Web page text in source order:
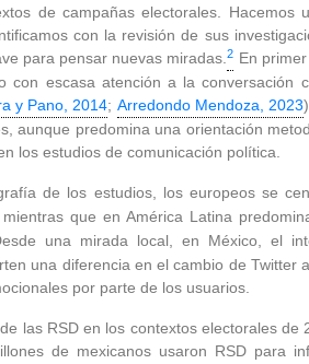
de campañas electorales.
con la revisión de sus
para pensar nuevas miradas.2 En
con escasa atención a la
y Pano, 2014; Arredondo Mendoza, 2023
aunque predomina una orientación
los estudios de comunicación política.
de los estudios, los europeos se
que en América Latina
una mirada local, en México, el
una diferencia en el cambio de
por parte de los usuarios.
las RSD en los contextos electorales
de mexicanos usaron RSD para